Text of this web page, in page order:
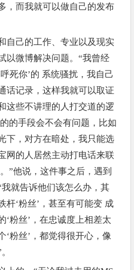
，而我就可以做自己的发布
己的工作、专业以及现实
以微博解决问题。“我曾经
死你’的 系统骚扰，我自己
话记录，这样我就可以取证
这些不讲理的人打交道的逻
的手段会不会有问题，比如
下，对方在暗处，我只能选
网的人居然主动打电话来联
”他说，这件事之后，遇到
就告诉他们该怎么办，其
杆‘粉丝’，甚至有可能变 成
‘粉丝’，在忠诚度上相差太
‘粉丝’，都觉得很开心，像